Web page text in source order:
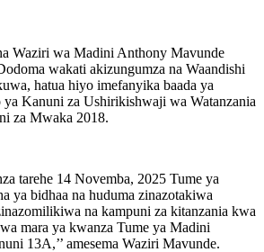
Waziri wa Madini Anthony Mavunde
wakati akizungumza na Waandishi
hatua hiyo imefanyika baada ya
Kanuni za Ushirikishwaji wa Watanzania
za Mwaka 2018.
tarehe 14 Novemba, 2025 Tume ya
ya bidhaa na huduma zinazotakiwa
na kampuni za kitanzania kwa
mara ya kwanza Tume ya Madini
13A,’’ amesema Waziri Mavunde.